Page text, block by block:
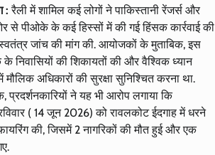
: रैली में शामिल कई लोगों ने पाकिस्तानी रेंजर्स और
से पीओके के कई हिस्सों में की गई हिंसक कार्रवाई की
जांच की मांग की. आयोजकों के मुताबिक, इस
निवासियों की शिकायतों की और वैश्विक ध्यान
अधिकारों की सुरक्षा सुनिश्चित करना था.
प्रदर्शनकारियों ने यह भी आरोप लगाया कि
( 14 जून 2026) को रावलकोट ईदगाह में धरने
की, जिसमें 2 नागरिकों की मौत हुई और एक